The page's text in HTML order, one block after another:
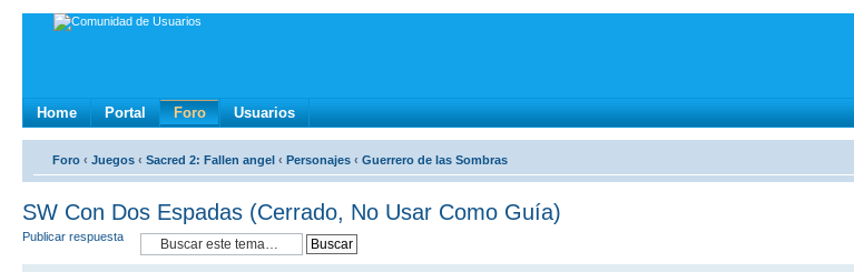
Home Portal Foro Usuarios
Foro ‹ Juegos ‹ Sacred 2: Fallen angel ‹ Personajes ‹ Guerrero de las Sombras
SW Con Dos Espadas (Cerrado, No Usar Como Guía)
Publicar respuesta